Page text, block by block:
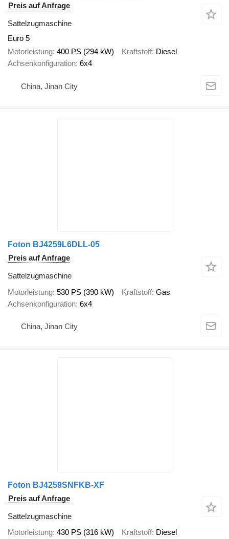
Preis auf Anfrage
Sattelzugmaschine
Euro 5
Motorleistung 400 PS (294 kW) Kraftstoff Diesel
Achsenkonfiguration 6x4
China, Jinan City
Foton BJ4259L6DLL-05
Preis auf Anfrage
Sattelzugmaschine
Motorleistung 530 PS (390 kW) Kraftstoff Gas
Achsenkonfiguration 6x4
China, Jinan City
Foton BJ4259SNFKB-XF
Preis auf Anfrage
Sattelzugmaschine
Motorleistung 430 PS (316 kW) Kraftstoff Diesel